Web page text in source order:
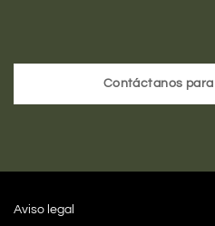
Contáctanos
Aviso legal